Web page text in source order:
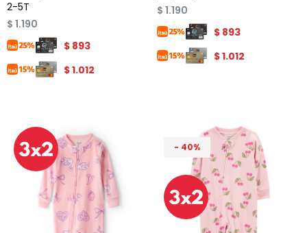
2-5T
$ 1.190
$ 893
$1.012
$ 1.190
$ 893
$1.012
40